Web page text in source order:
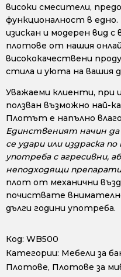
високи смесители,
функционалност в
изискан и модерен вид
плотове от нашия
висококачествени
стила и уюта на вашия
Уважаеми клиенти, при
ползван възможно най-
Плотът е напълно
Единственият начин
се удари или издраска
употреба с агресивни,
неподходящи препарати
плот от механични
почиствате
дълги години употреба.
Код: WB500
Категории: Мебели за
Плотове, Плотове за